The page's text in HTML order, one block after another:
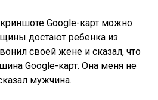
Google-карт можно
достают ребенка из
своей жене и сказал, что
Google-карт. Она меня не
мужчина.